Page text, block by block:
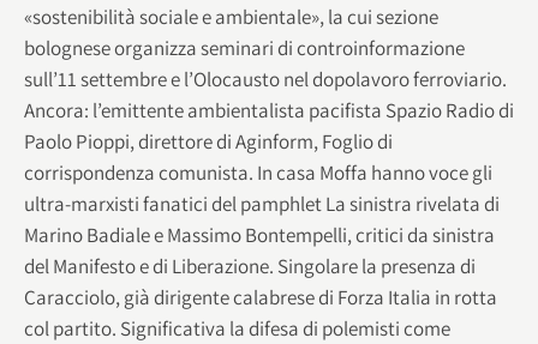
«sostenibilità sociale e ambientale», la cui sezione
bolognese organizza seminari di controinformazione
sull’11 settembre e l’Olocausto nel dopolavoro ferroviario.
Ancora: l’emittente ambientalista pacifista Spazio Radio di
Paolo Pioppi, direttore di Aginform, Foglio di
corrispondenza comunista. In casa Moffa hanno voce gli
ultra-marxisti fanatici del pamphlet La sinistra rivelata di
Marino Badiale e Massimo Bontempelli, critici da sinistra
del Manifesto e di Liberazione. Singolare la presenza di
Caracciolo, già dirigente calabrese di Forza Italia in rotta
col partito. Significativa la difesa di polemisti come